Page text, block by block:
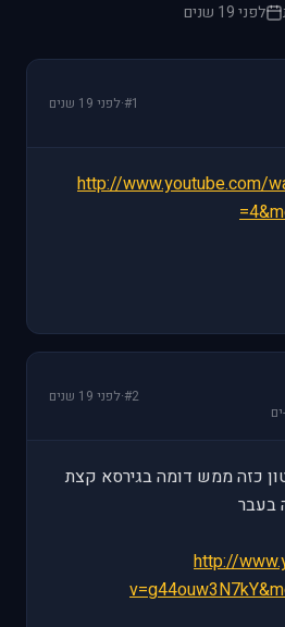
לפני 19 שנים
#1
·לפני 19 שנים
http://www.youtube.com/
#2
·לפני 19 שנים
כזה ממש דומה בגירסא קצת
בעבר
http://